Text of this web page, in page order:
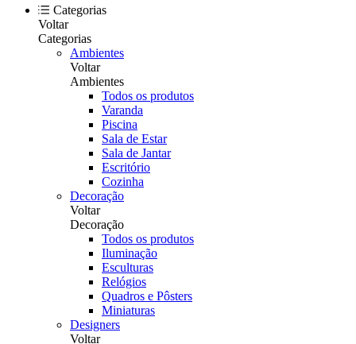
Categorias
Voltar
Categorias
Ambientes
Voltar
Ambientes
Todos os produtos
Varanda
Piscina
Sala de Estar
Sala de Jantar
Escritório
Cozinha
Decoração
Voltar
Decoração
Todos os produtos
Iluminação
Esculturas
Relógios
Quadros e Pôsters
Miniaturas
Designers
Voltar